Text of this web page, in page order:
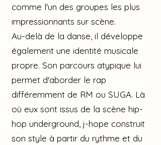
comme l'un des groupes les plus
impressionnants sur scène.
Au-delà de la danse, il développe
également une identité musicale
propre. Son parcours atypique lui
permet d'aborder le rap
différemment de RM ou SUGA. Là
où eux sont issus de la scène hip-
hop underground, j-hope construit
son style à partir du rythme et du